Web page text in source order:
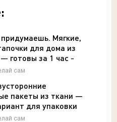
Мягкие,
для дома из
готовы за 1 час -
сам
пакеты из ткани —
для упаковки
«Своими руками»
сам